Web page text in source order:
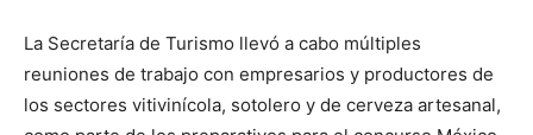
La Secretaría de Turismo llevó a cabo múltiples
reuniones de trabajo con empresarios y productores de
los sectores vitivinícola, sotolero y de cerveza artesanal,